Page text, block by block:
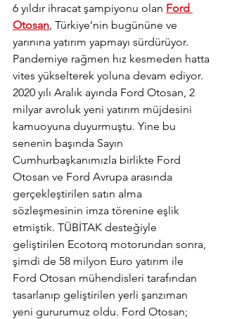
6 yıldır ihracat şampiyonu olan Ford
Otosan , Türkiye’nin bugününe ve
yarınına yatırım yapmayı sürdürüyor.
Pandemiye rağmen hız kesmeden hatta
vites yükselterek yoluna devam ediyor.
2020 yılı Aralık ayında Ford Otosan, 2
milyar avroluk yeni yatırım müjdesini
kamuoyuna duyurmuştu. Yine bu
senenin başında Sayın
Cumhurbaşkanımızla birlikte Ford
Otosan ve Ford Avrupa arasında
gerçekleştirilen satın alma
sözleşmesinin imza törenine eşlik
etmiştik. TÜBİTAK desteğiyle
geliştirilen Ecotorq motorundan sonra,
şimdi de 58 milyon Euro yatırım ile
Ford Otosan mühendisleri tarafından
tasarlanıp geliştirilen yerli şanzıman
yeni gururumuz oldu. Ford Otosan;